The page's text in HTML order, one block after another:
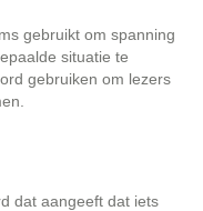
gebruikt om spanning
situatie te
gebruiken om lezers
dat aangeeft dat iets